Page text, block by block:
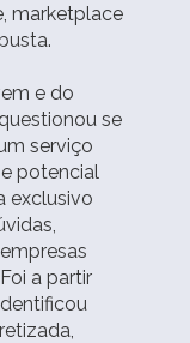
marketplace
e do
se
serviço
potencial
exclusivo
a partir